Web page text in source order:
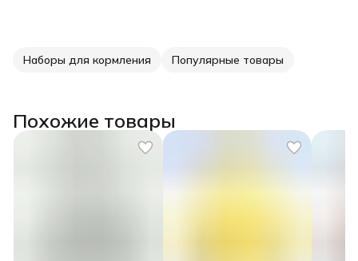
Наборы для кормления Популярные товары
Похожие товары